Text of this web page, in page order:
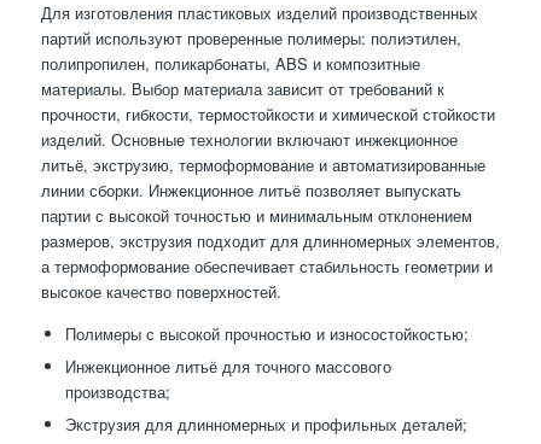
Для изготовления пластиковых изделий производственных
партий используют проверенные полимеры: полиэтилен,
полипропилен, поликарбонаты, ABS и композитные
материалы. Выбор материала зависит от требований к
прочности, гибкости, термостойкости и химической стойкости
изделий. Основные технологии включают инжекционное
литьё, экструзию, термоформование и автоматизированные
линии сборки. Инжекционное литьё позволяет выпускать
партии с высокой точностью и минимальным отклонением
размеров, экструзия подходит для длинномерных элементов,
а термоформование обеспечивает стабильность геометрии и
высокое качество поверхностей.
Полимеры с высокой прочностью и износостойкостью;
Инжекционное литьё для точного массового
производства;
Экструзия для длинномерных и профильных деталей;